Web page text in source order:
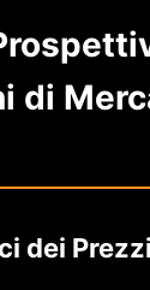
di
dei